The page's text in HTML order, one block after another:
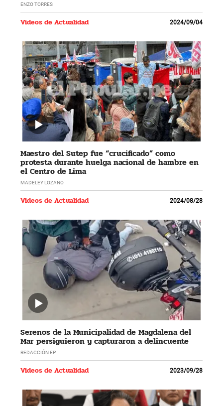
ENZO TORRES
Videos de Actualidad 2024/09/04
Maestro del Sutep fue “crucificado” como
protesta durante huelga nacional de hambre en
el Centro de Lima
MADELEY LOZANO
Videos de Actualidad 2024/08/28
Serenos de la Municipalidad de Magdalena del
Mar persiguieron y capturaron a delincuente
REDACCIÓN EP
Videos de Actualidad 2023/09/28